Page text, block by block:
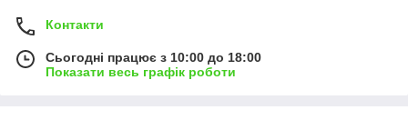
Контакти
Сьогодні працює з 10:00 до 18:00
Показати весь графік роботи